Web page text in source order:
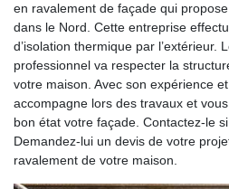
en ravalement de façade qui
dans le Nord. Cette entreprise
d’isolation thermique par l’extérieur.
professionnel va respecter la
votre maison. Avec son expérience
accompagne lors des travaux et
bon état votre façade. Contactez-le
Demandez-lui un devis de votre
ravalement de votre maison.